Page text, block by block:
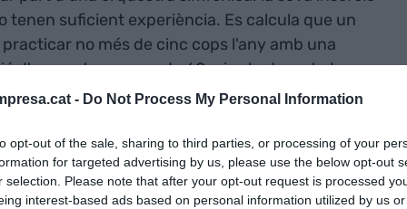
- Do Not Process My Personal Information
opt-out of the sale, sharing to third parties, or processing of your
for targeted advertising by us, please use the below opt-out
selection. Please note that after your opt-out request is processed
interest-based ads based on personal information utilized by us
tenen suficient experiència. Es calcula que un
no més de cinc cops l'any amb una
d'orquestra menys de 60 minuts durant els
tants músics, els instruments i el lloguer
de
, qui té més de 20 anys d'experiència en formació